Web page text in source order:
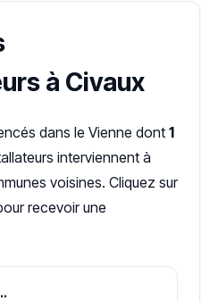
à Civaux
dans le Vienne dont 1
interviennent à
voisines. Cliquez sur
recevoir une
Vienne